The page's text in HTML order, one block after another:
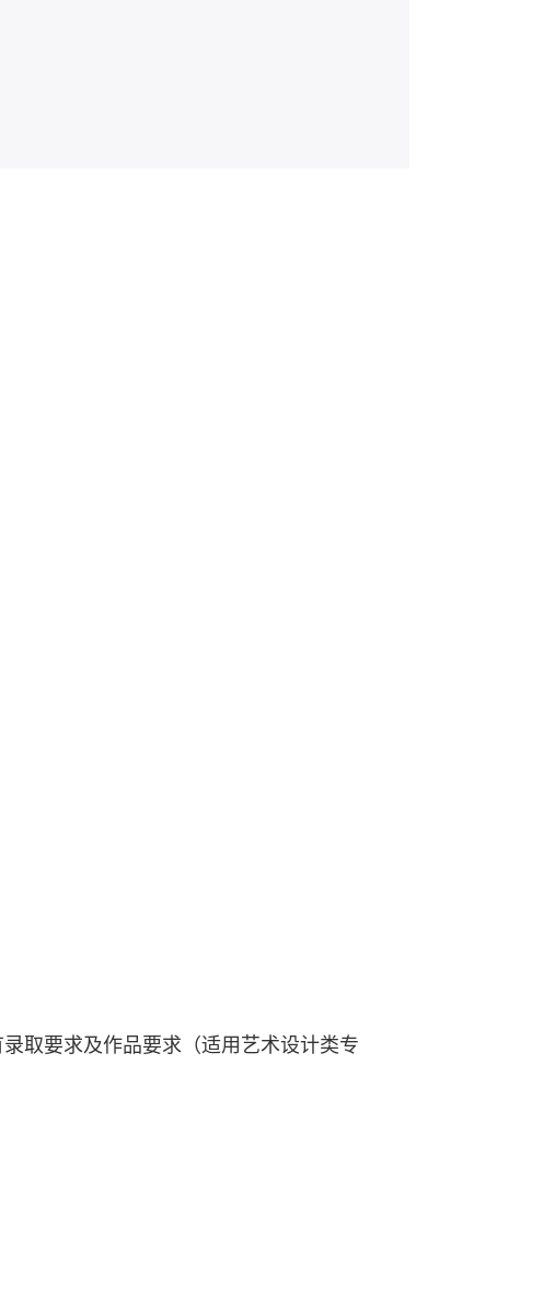
取要求及作品要求（适用艺术设计类专